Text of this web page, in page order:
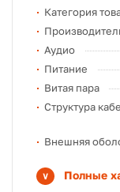
Категория
Аудио
Питание
Витая пара
Структура
Внешняя
Полные